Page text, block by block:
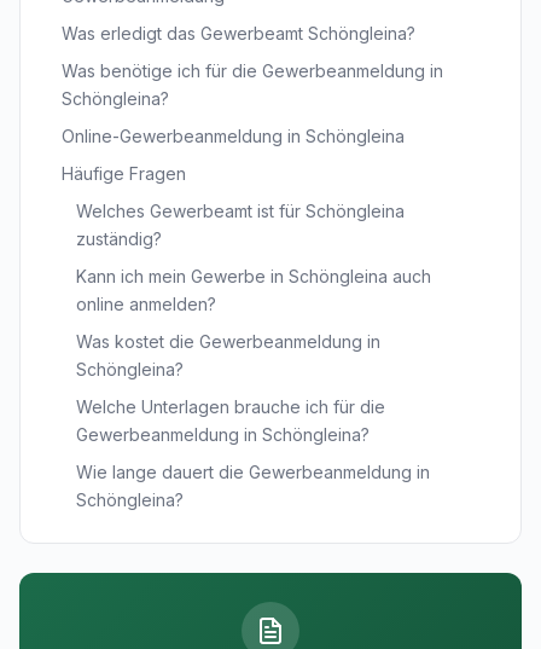
Was erledigt das Gewerbeamt Schöngleina?
Was benötige ich für die Gewerbeanmeldung in
Schöngleina?
Online-Gewerbeanmeldung in Schöngleina
Häufige Fragen
Welches Gewerbeamt ist für Schöngleina
zuständig?
Kann ich mein Gewerbe in Schöngleina auch
online anmelden?
Was kostet die Gewerbeanmeldung in
Schöngleina?
Welche Unterlagen brauche ich für die
Gewerbeanmeldung in Schöngleina?
Wie lange dauert die Gewerbeanmeldung in
Schöngleina?